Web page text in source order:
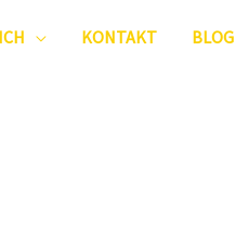
KONTAKT BLOG